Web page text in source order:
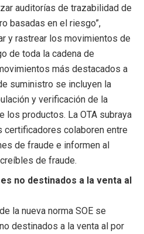
auditorías de trazabilidad de
basadas en el riesgo”,
y rastrear los movimientos de
de toda la cadena de
más destacados a
suministro se incluyen la
y verificación de la
los productos. La OTA subraya
certificadores colaboren entre
de fraude e informen al
de fraude.
no destinados a la venta al
la nueva norma SOE se
destinados a la venta al por